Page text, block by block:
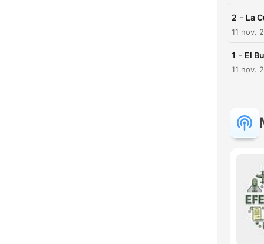
2 - La
11 nov.
1 - El
11 nov.